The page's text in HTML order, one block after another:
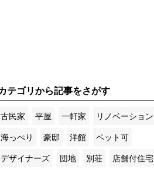
テゴリから記事をさがす
古民家 平屋 一軒家
リノベーション
海っぺり
豪邸 洋館
ペット可
デザイナーズ
団地 別荘
店舗付住宅